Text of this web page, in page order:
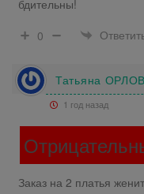
бдительны!
0
Татьяна
1 год назад
Заказ на 2 платья